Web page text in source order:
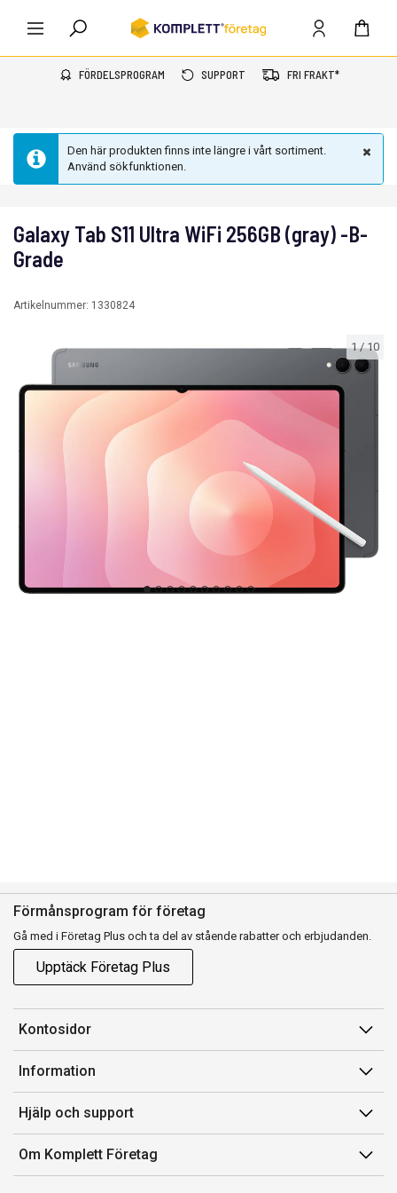
FÖRDELSPROGRAM SUPPORT FRI FRAKT*
Den här produkten finns inte längre i vårt sortiment.
Använd sökfunktionen.
1/10
Galaxy Tab S11 Ultra WiFi 256GB (gray) -B-
Grade
Artikelnummer: 1330824
Förmånsprogram för företag
Gå med i Företag Plus och ta del av stående rabatter och erbjudanden.
Upptäck Företag Plus
Kontosidor
Mina sidor
Orderhistorik
Fakturor & Kvitton
Inköpslistor
Information
Försäljningsvillkor
Villkor för Komplett Företag Plus
Felsökning & guider
Hjälp och support
Kontakta oss
Kundservice
Om Komplett Företag